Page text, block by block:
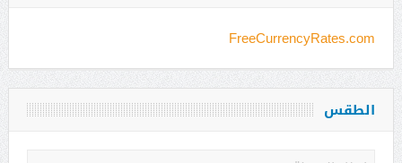
FreeCurrencyRates.com
الطقس